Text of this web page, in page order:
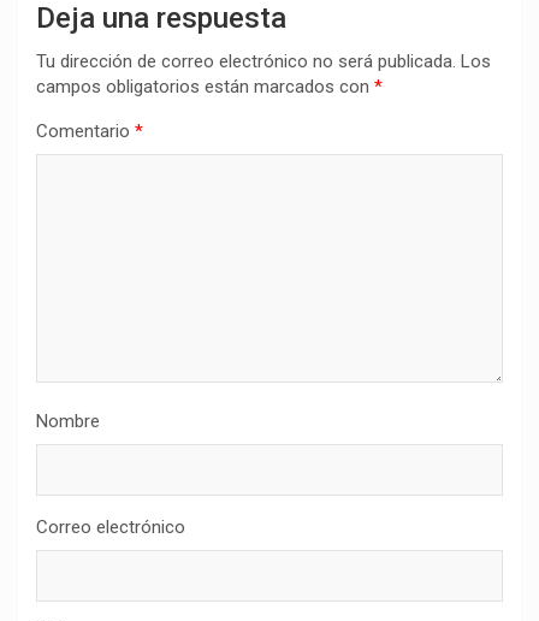
Deja una respuesta
Tu dirección de correo electrónico no será publicada. Los
campos obligatorios están marcados con *
Comentario *
Nombre
Correo electrónico